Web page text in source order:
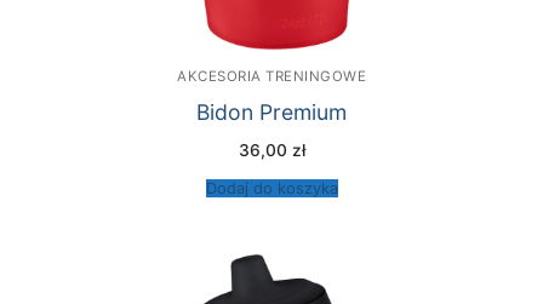
AKCESORIA TRENINGOWE
Bidon Premium
36,00 zł
Dodaj do koszyka